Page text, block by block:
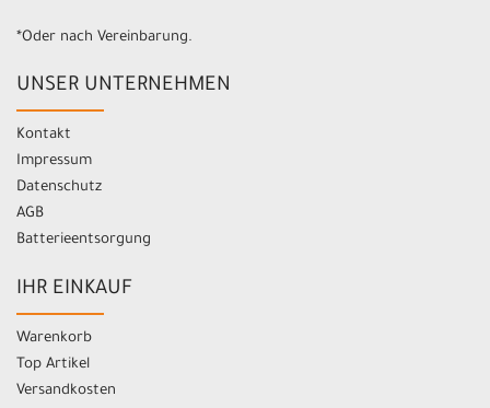
*Oder nach Vereinbarung.
UNSER UNTERNEHMEN
Kontakt
Impressum
Datenschutz
AGB
Batterieentsorgung
IHR EINKAUF
Warenkorb
Top Artikel
Versandkosten